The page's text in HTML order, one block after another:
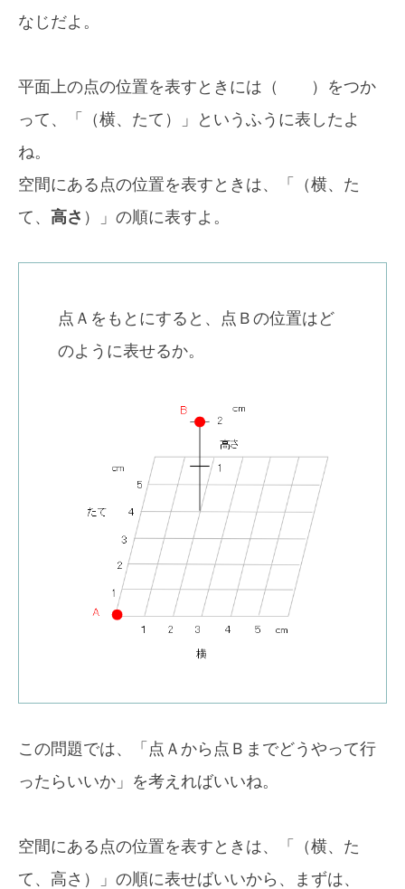
なじだよ。
平面上の点の位置を表すときには（ ）をつか
って、「（横、たて）」というふうに表したよ
ね。
空間にある点の位置を表すときは、「（横、た
て、 高さ ）」の順に表すよ。
点Ａをもとにすると、点Ｂの位置はど
のように表せるか。
この問題では、「点Ａから点Ｂまでどうやって行
ったらいいか」を考えればいいね。
空間にある点の位置を表すときは、「（横、た
て、高さ）」の順に表せばいいから、まずは、